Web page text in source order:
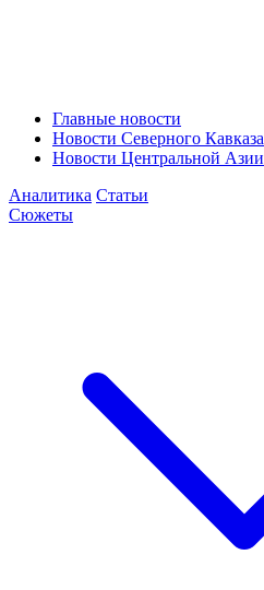
Главные новости
Новости Северного Кавказа
Новости Центральной Азии
Аналитика Статьи
Сюжеты